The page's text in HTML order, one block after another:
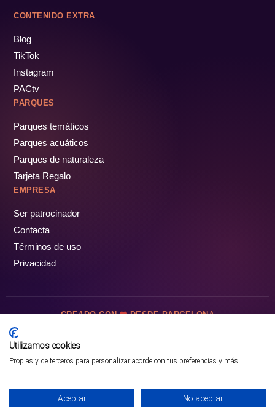
CONTENIDO EXTRA
Blog
TikTok
Instagram
PACtv
PARQUES
Parques temáticos
Parques acuáticos
Parques de naturaleza
Tarjeta Regalo
EMPRESA
Ser patrocinador
Contacta
Términos de uso
Privacidad
CREADO CON DESDE BARCELONA
Utilizamos cookies
Propias y de terceros para personalizar acorde con tus preferencias y más
Aceptar No aceptar